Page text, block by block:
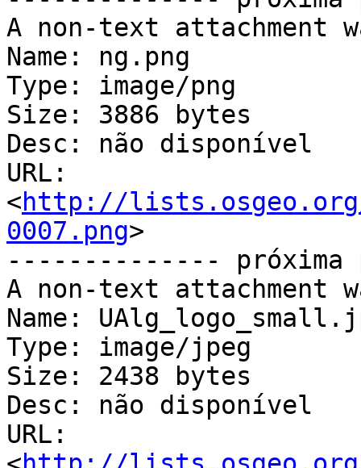
A non-text attachment
Name: ng.png
Type: image/png
Size: 3886 bytes
Desc: não disponível
URL:
<http://lists.osgeo.org/
0007.png>
--------------
A non-text attachment
Name:
Type: image/jpeg
Size: 2438 bytes
Desc: não disponível
URL: